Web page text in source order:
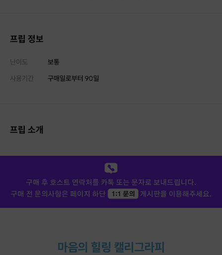
프립 정보
난이도
보통
사용기간
구매일로부터 90일
프립 소개
마음의 힐링 캘리그라피